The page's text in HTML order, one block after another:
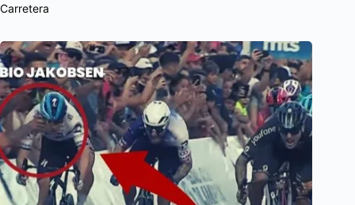
Carretera